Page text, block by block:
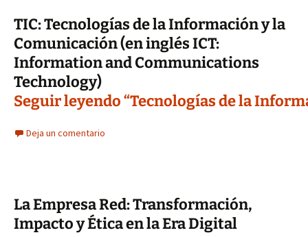
TIC: Tecnologías de la Información y la
Comunicación (en inglés ICT:
Information and Communications
Technology)
Seguir leyendo “Tecnologías de la
Deja un comentario
La Empresa Red: Transformación,
Impacto y Ética en la Era Digital